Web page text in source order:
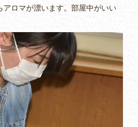
ロマが漂います。部屋中がいい